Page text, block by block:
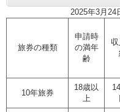
2025年3月
旅券の種類
申請時
の満年
齢
10年旅券
18歳以
上